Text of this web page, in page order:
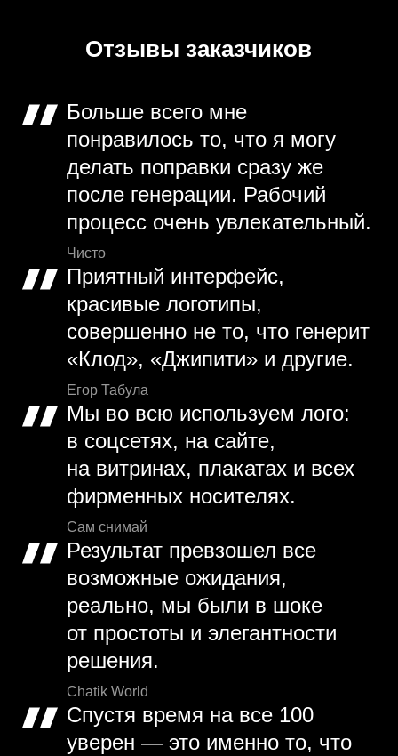
Отзывы заказчиков
Больше всего мне
понравилось то, что я могу
делать поправки сразу же
после генерации. Рабочий
процесс очень увлекательный.
Чисто
Приятный интерфейс,
красивые логотипы,
совершенно не то, что генерит
«Клод», «Джипити» и другие.
Егор Табула
Мы во всю используем лого:
в соцсетях, на сайте,
на витринах, плакатах и всех
фирменных носителях.
Сам снимай
Результат превзошел все
возможные ожидания,
реально, мы были в шоке
от простоты и элегантности
решения.
Chatik World
Спустя время на все 100
уверен — это именно то, что